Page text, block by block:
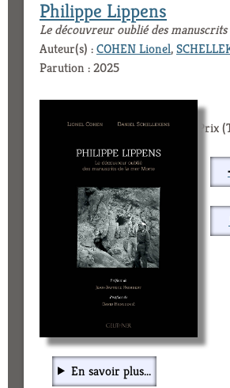
Philippe Lippens
Le découvreur oublié des
Auteur(s) :COHEN Lionel,
Parution : 2025
Prix
En savoir plus...